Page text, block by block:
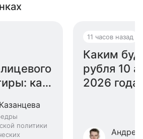
как
политики
11 часов назад
Каким
рубля 10
2026